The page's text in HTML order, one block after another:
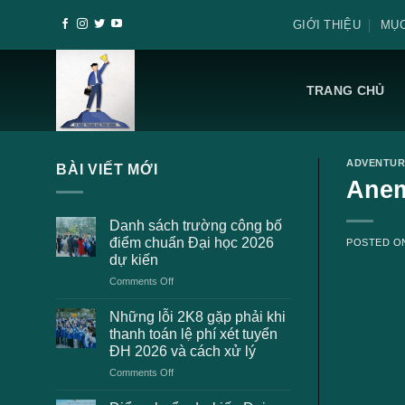
GIỚI THIỆU
TRANG CHỦ
BÀI VIẾT MỚI
Danh sách trường công bố
điểm chuẩn Đại học 2026
dự kiến
Comments Offon
sách
trường
công
bố
điểm
Đại
Những lỗi 2K8 gặp phải khi
thanh toán lệ phí xét tuyển
ĐH 2026 và cách xử lý
Comments Offon
lỗi
POSTED